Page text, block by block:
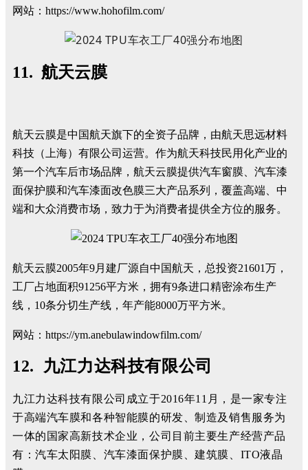
网站：https://www.hohofilm.com/
11. 航天云膜
航天云膜是中国航天旗下的全资子品牌，由航天思远材料
科技（上海）有限公司运营。作为航天科技民用化产业的
第一个汽车后市场品牌，航天云膜提供汽车窗膜、汽车漆
面保护膜和汽车漆面改色膜三大产品系列，覆盖高端、中
端和大众消费市场，致力于为消费者提供全方位的服务。
航天云膜2005年9月建厂源自中国航天，总投资21601万，
工厂占地面积91256平方米，拥有9条进口精密涂布生产
线，10条分切生产线，年产能8000万平方米。
网站：https://ym.anebulawindowfilm.com/
12. 九江力达科技有限公司
九江力达科技有限公司成立于2016年11月，是一家专注
于高端汽车膜和各种智能膜的研发、制造及销售服务为
一体的国家高新技术企业，公司目前主要生产经营产品
有：汽车太阳膜、汽车漆面保护膜、建筑膜、ITO液晶